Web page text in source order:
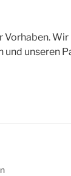
und unseren